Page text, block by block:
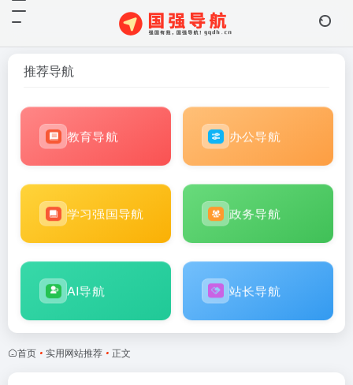
推荐导航
教育导航 办公导航
学习强国导航 政务导航
AI导航 站长导航
首页 • 实用网站推荐 • 正文